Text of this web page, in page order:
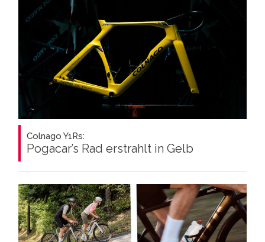
Colnago Y1Rs:
Pogacar’s Rad erstrahlt in Gelb